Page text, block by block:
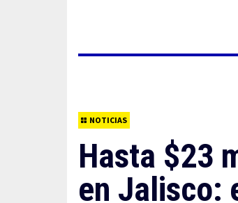
NOTICIAS
Hasta $23
en Jalisco: